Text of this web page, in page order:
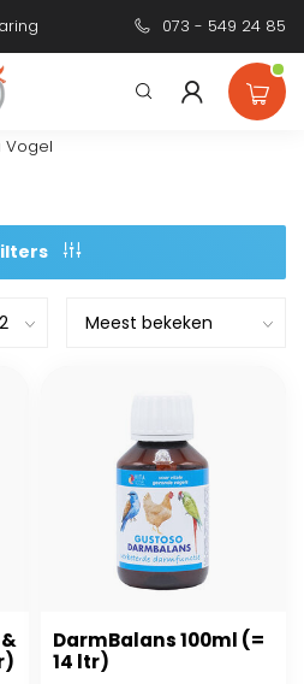
Persoonlijk
073 - 549 24 85
Vogel
DarmBalans 100ml (=
14 ltr)